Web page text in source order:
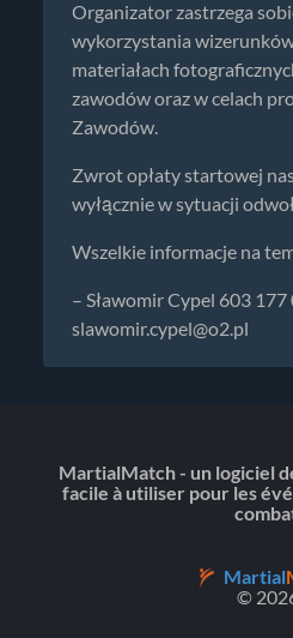
Organizator zastrzega
wykorzystania
materiałach
zawodów oraz w celach
Zawodów.
Zwrot opłaty startowej
wyłącznie w sytuacji
Wszelkie informacje na
– Sławomir Cypel 603 177
slawomir.cypel@o2.pl
MartialMatch - un logiciel
facile à utiliser pour les
Martial
©